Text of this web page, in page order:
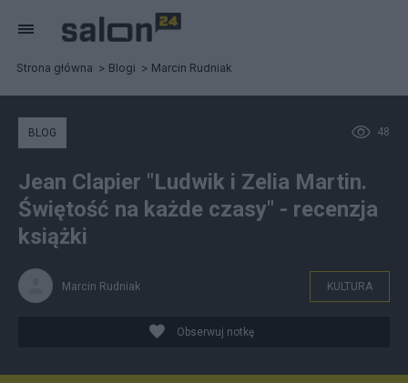
Strona główna Blogi Marcin Rudniak
48
BLOG
Jean Clapier "Ludwik i Zelia Martin.
Świętość na każde czasy" - recenzja
książki
Marcin Rudniak KULTURA
Obserwuj notkę